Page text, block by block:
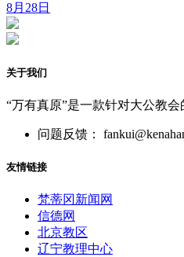
8月28日
关于我们
“万有真原”是一款针对大公教
问题反馈：
友情链接
梵蒂冈新闻网
信德网
北京教区
辽宁教理中心